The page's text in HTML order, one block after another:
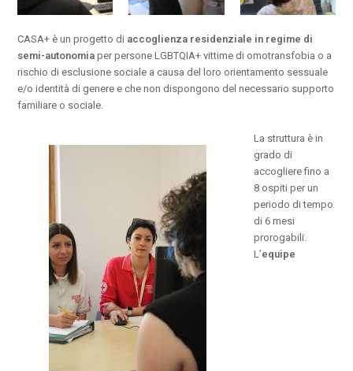
CASA+ è un progetto di accoglienza residenziale in regime di
semi-autonomia per persone LGBTQIA+ vittime di omotransfobia o a
rischio di esclusione sociale a causa del loro orientamento sessuale
e/o identità di genere e che non dispongono del necessario supporto
familiare o sociale.
La struttura è in
grado di
accogliere fino a
8 ospiti per un
periodo di tempo
di 6 mesi
prorogabili.
L’equipe